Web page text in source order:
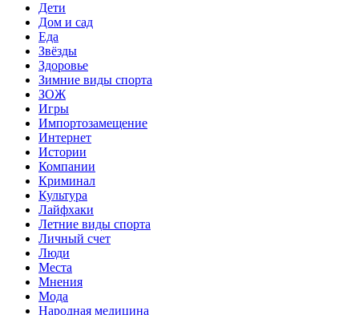
Дети
Дом и сад
Еда
Звёзды
Здоровье
Зимние виды спорта
ЗОЖ
Игры
Импортозамещение
Интернет
Истории
Компании
Криминал
Культура
Лайфхаки
Летние виды спорта
Личный счет
Люди
Места
Мнения
Мода
Народная медицина